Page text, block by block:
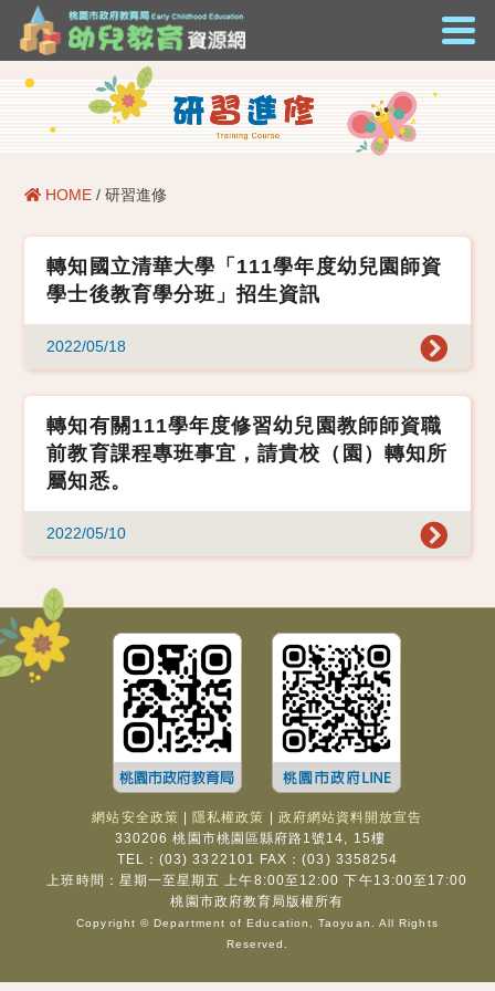
HOME / 研習進修
轉知國立清華大學「111學年度幼兒園師資
學士後教育學分班」招生資訊
2022/05/18
轉知有關111學年度修習幼兒園教師師資職
前教育課程專班事宜，請貴校（園）轉知所
屬知悉。
2022/05/10
網站安全政策 |隱私權政策 | 政府網站資料開放宣告
330206 桃園市桃園區縣府路1號14, 15樓
TEL：(03) 3322101 FAX：(03) 3358254
上班時間：星期一至星期五 上午8:00至12:00 下午13:00至17:00
桃園市政府教育局版權所有
Copyright © Department of Education, Taoyuan. All Rights
Reserved.